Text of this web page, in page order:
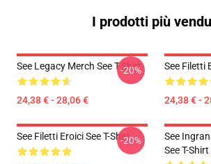
I prodotti più
See Legacy Merch See T-Shirt
24,38 € - 28,06 €
-20% See Filetti
24,38 € -
See Filetti Eroici See T-Shirt-20%
See
See T-Shirt